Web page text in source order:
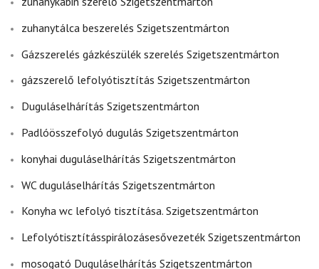
zuhanytálca beszerelés Szigetszentmárton
Gázszerelés gázkészülék szerelés Szigetszentmárton
gázszerelő lefolyótisztítás Szigetszentmárton
Duguláselhárítás Szigetszentmárton
Padlóösszefolyó dugulás Szigetszentmárton
konyhai duguláselhárítás Szigetszentmárton
WC duguláselhárítás Szigetszentmárton
Konyha wc lefolyó tisztítása. Szigetszentmárton
Lefolyótisztításspirálozásesővezeték Szigetszentmárton
mosogató Duguláselhárítás Szigetszentmárton